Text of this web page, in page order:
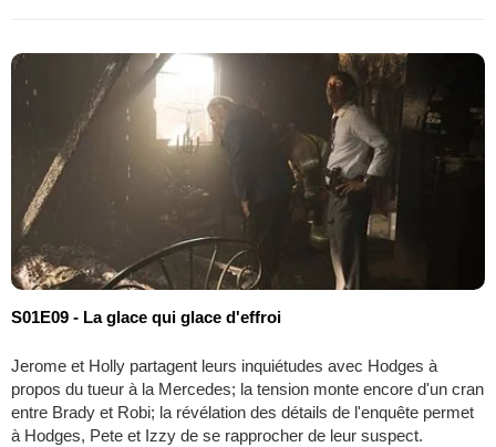
S01E09 - La glace qui glace d'effroi
Jerome et Holly partagent leurs inquiétudes avec Hodges à
propos du tueur à la Mercedes; la tension monte encore d'un cran
entre Brady et Robi; la révélation des détails de l'enquête permet
à Hodges, Pete et Izzy de se rapprocher de leur suspect.